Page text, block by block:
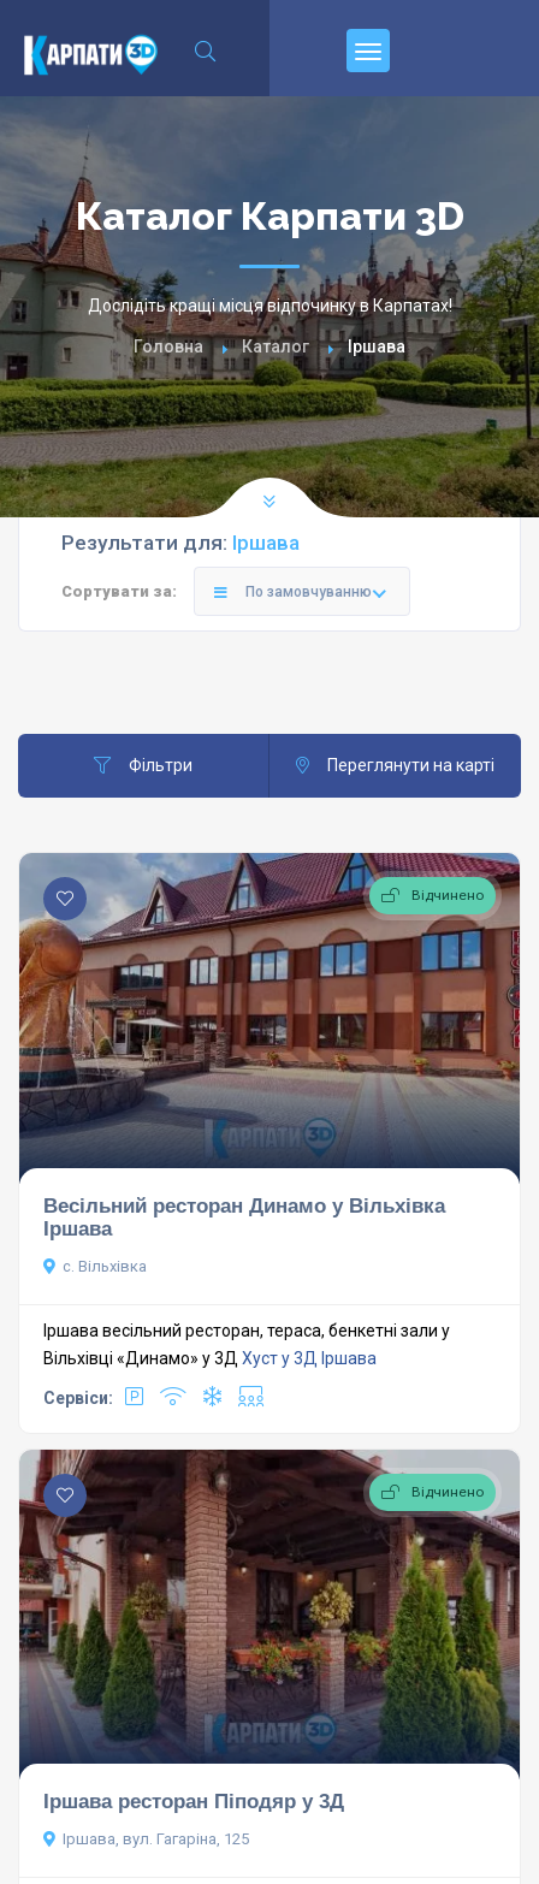
Каталог Карпати 3D
Дослідіть кращі місця відпочинку в Карпатах!
Головна Каталог Іршава
Результати для: Іршава
Сортувати за: По замовчуванню
Фільтри Переглянути на карті
Відчинено
Весільний ресторан Динамо у Вільхівка
Іршава
c. Вільхівка
Іршава весільний ресторан, тераса, бенкетні зали у
Вільхівці «Динамо» у 3Д Хуст у 3Д Іршава
Сервіси:
Відчинено
Іршава ресторан Піподяр у 3Д
Іршава, вул. Гагаріна, 125